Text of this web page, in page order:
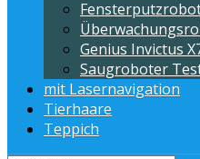
Genius Invictus
Saugroboter
mit Lasernavigation
Tierhaare
Teppich